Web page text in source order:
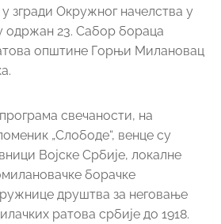
згради Окружног начелства у
23. Сабор бораца
општине Горњи Милановац
свечаности, на
„Слободе“, венце су
Војске Србије, локалне
борачке
друштва за неговање
ратова србије до 1918.